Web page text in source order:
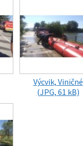
Výcvik, Viničné
(JPG, 61 kB)